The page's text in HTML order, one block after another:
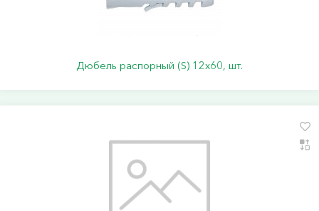
Дюбель распорный (S) 12х60, шт.